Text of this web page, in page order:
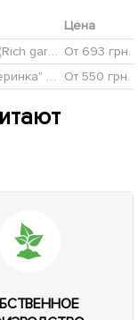
Цена
Микс луковиц из 4-х сортов "Богатый сад" (Rich garden) 11шт луковиц От 693 грн.
Микс луковиц из 3-х сортов "Садовая вечеринка" (Garden party) 11шт луковиц
От 550 грн.